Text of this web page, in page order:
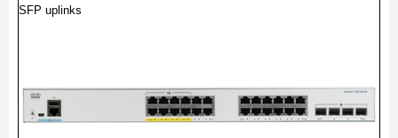
SFP uplinks